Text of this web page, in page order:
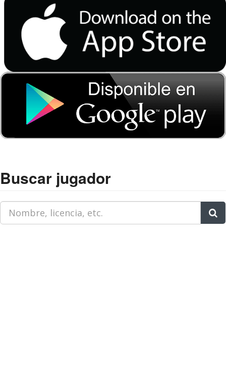
Buscar jugador